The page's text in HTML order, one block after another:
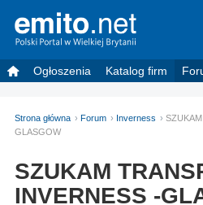
Ogłoszenia Katalog firm
Strona główna Forum Inverness
GLASGOW
SZUKAM
INVERNESS -